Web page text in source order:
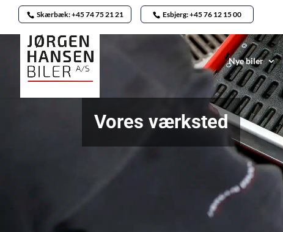
Skærbæk: +45 74 75 21 21 Esbjerg: +45 76 12 15 00
Nye biler
Vores værksted